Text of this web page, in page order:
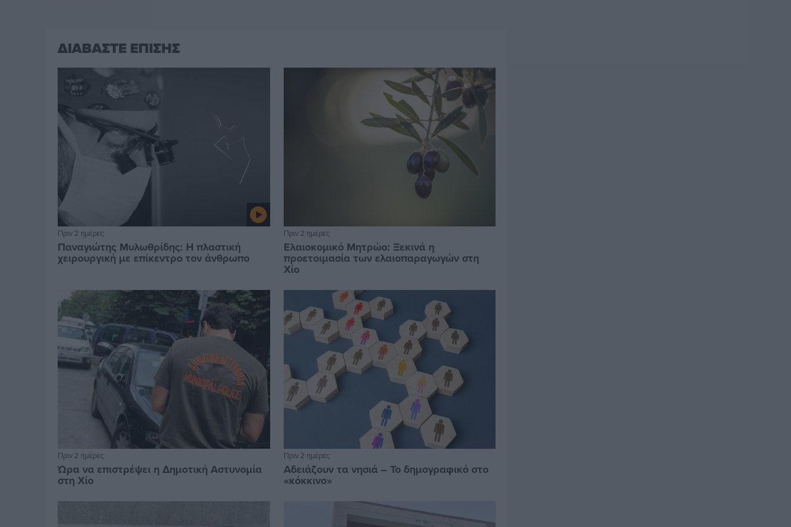
ΔΙΑΒΑΣΤΕ ΕΠΙΣΗΣ
Πριν 2 ημέρες
Παναγιώτης Μυλωθρίδης: Η πλαστική
χειρουργική με επίκεντρο τον άνθρωπο
Πριν 2 ημέρες
Ελαιοκομικό Μητρώο: Ξεκινά η
προετοιμασία των ελαιοπαραγωγών στη
Χίο
Πριν 2 ημέρες
Ώρα να επιστρέψει η Δημοτική Αστυνομία
στη Χίο
Πριν 2 ημέρες
Αδειάζουν τα νησιά – Το δημογραφικό στο
«κόκκινο»